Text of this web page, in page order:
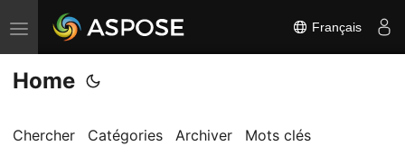
B
a
s
u
Français
Home
Chercher Catégories Archiver Mots clés